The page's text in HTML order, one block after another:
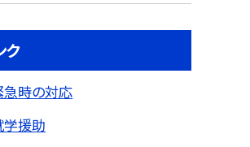
ク
急時の対応
学援助